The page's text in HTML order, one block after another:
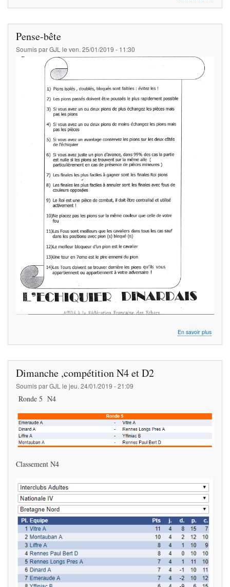
Pense-bête
Soumis parGJL le ven. 25/01/2019 - 11:30
En savoir plussur
Dimanche ,compétition N4 et D2
Soumis parGJL le jeu. 24/01/2019 - 21:09
Ronde 5 N4
Classement N4